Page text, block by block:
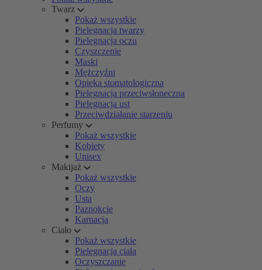
Twarz
Pokaż wszystkie
Pielęgnacja twarzy
Pielęgnacja oczu
Czyszczenie
Maski
Mężczyźni
Opieka stomatologiczna
Pielęgnacja przeciwsłoneczna
Pielęgnacja ust
Przeciwdziałanie starzeniu
Perfumy
Pokaż wszystkie
Kobiety
Unisex
Makijaż
Pokaż wszystkie
Oczy
Usta
Paznokcie
Karnacja
Ciało
Pokaż wszystkie
Pielęgnacja ciała
Oczyszczanie